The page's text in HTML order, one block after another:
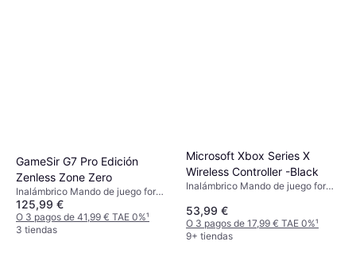
GameSir G7 Pro Edición
Zenless Zone Zero
Inalámbrico Mando de juego for
Xbox One
125,99 €
O 3 pagos de 41,99 € TAE 0%¹
3 tiendas
Microsoft Xbox Series X
Wireless Controller -Black
Inalámbrico Mando de juego for
53,99 €
O 3 pagos de 17,99 € TAE 0%¹
9+ tiendas